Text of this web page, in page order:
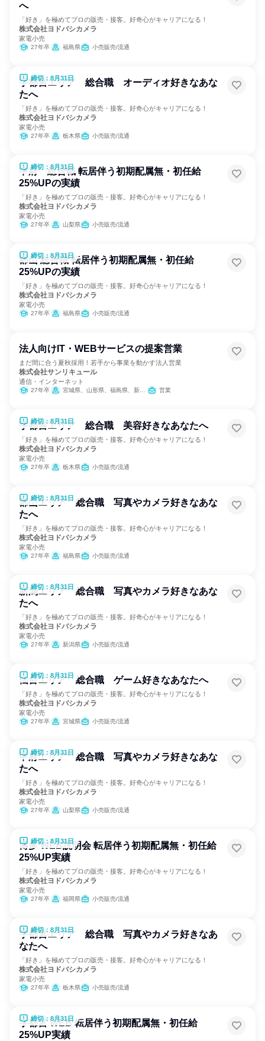
へ
「好き」を極めてプロの販売・接客。好奇心がキャリアになる！
株式会社ヨドバシカメラ
家電小売
27年卒 福島県 小売販売/流通
締切：8月31日
宇都宮エリア 総合職 オーディオ好きなあな
たへ
「好き」を極めてプロの販売・接客。好奇心がキャリアになる！
株式会社ヨドバシカメラ
家電小売
27年卒 栃木県 小売販売/流通
締切：8月31日
甲府 総合職 転居伴う初期配属無・初任給
25%UPの実績
「好き」を極めてプロの販売・接客。好奇心がキャリアになる！
株式会社ヨドバシカメラ
家電小売
27年卒 山梨県 小売販売/流通
締切：8月31日
郡山 総合職 転居伴う初期配属無・初任給
25%UPの実績
「好き」を極めてプロの販売・接客。好奇心がキャリアになる！
株式会社ヨドバシカメラ
家電小売
27年卒 福島県 小売販売/流通
法人向けIT・WEBサービスの提案営業
まだ間に合う夏秋採用！若手から事業を動かす法人営業
株式会社サンリキュール
通信・インターネット
27年卒 宮城県、山形県、福島県、新潟県 営業
締切：8月31日
宇都宮エリア 総合職 美容好きなあなたへ
「好き」を極めてプロの販売・接客。好奇心がキャリアになる！
株式会社ヨドバシカメラ
家電小売
27年卒 栃木県 小売販売/流通
締切：8月31日
郡山エリア 総合職 写真やカメラ好きなあな
たへ
「好き」を極めてプロの販売・接客。好奇心がキャリアになる！
株式会社ヨドバシカメラ
家電小売
27年卒 福島県 小売販売/流通
締切：8月31日
新潟エリア 総合職 写真やカメラ好きなあな
たへ
「好き」を極めてプロの販売・接客。好奇心がキャリアになる！
株式会社ヨドバシカメラ
家電小売
27年卒 新潟県 小売販売/流通
締切：8月31日
仙台エリア 総合職 ゲーム好きなあなたへ
「好き」を極めてプロの販売・接客。好奇心がキャリアになる！
株式会社ヨドバシカメラ
家電小売
27年卒 宮城県 小売販売/流通
締切：8月31日
甲府エリア 総合職 写真やカメラ好きなあな
たへ
「好き」を極めてプロの販売・接客。好奇心がキャリアになる！
株式会社ヨドバシカメラ
家電小売
27年卒 山梨県 小売販売/流通
締切：8月31日
博多 WEB説明会 転居伴う初期配属無・初任給
25%UP実績
「好き」を極めてプロの販売・接客。好奇心がキャリアになる！
株式会社ヨドバシカメラ
家電小売
27年卒 福岡県 小売販売/流通
締切：8月31日
宇都宮エリア 総合職 写真やカメラ好きなあ
なたへ
「好き」を極めてプロの販売・接客。好奇心がキャリアになる！
株式会社ヨドバシカメラ
家電小売
27年卒 栃木県 小売販売/流通
締切：8月31日
宇都宮 WEB 転居伴う初期配属無・初任給
25%UP実績